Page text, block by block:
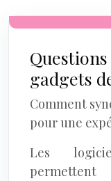
gadgets
Comment
pour une
Les